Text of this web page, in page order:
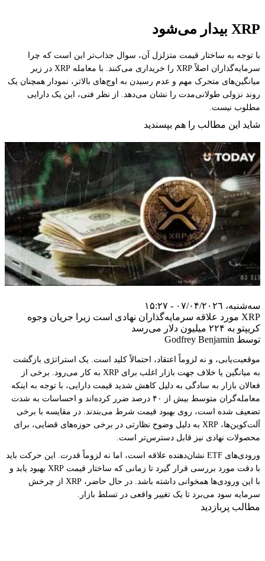
XRP بیدار می‌شود
با توجه به ساختار قیمت متزلزل آن، سوال جذاب‌تر این است که چرا
سرمایه‌گذاران اصلاً XRP را خریداری می‌کنند. با معامله XRP در زیر
میانگین‌های متحرک مهم و عدم رسیدن به اوج‌های بالاتر، نمودار همچنان یک
روند نزولی طولانی‌مدت را نشان می‌دهد. از نظر فنی، این یک دارایی
مطلوب نیست.
شاید این مطالب را هم بپسندید
سه‌شنبه، ۰۷/۰۴/۲۰۲٦ - ۱۵:۲۷
XRP مورد علاقه سرمایه‌گذاران نهادی است زیرا جریان وجوه
کریپتو به ۲۲۴ میلیون دلار می‌رسد
توسط Godfrey Benjamin
موقعیت‌یابی، و نه لزوماً اعتقاد، احتمالاً کلید است. یک استراتژی بازگشت
به میانگین یا خلاف جهت بازار اغلب برای XRP به کار می‌رود. برخی از
فعالان بازار به سادگی به دلیل کاهش شدید قیمت دارایی، با توجه به اینکه
معامله‌گران متوسط بیش از ۴۰ درصد ضرر کرده‌اند و احساسات به شدت
تضعیف شده است، روی بهبود قیمت شرط می‌بندند. در مقایسه با برخی
آلت‌کوین‌ها، XRP به دلیل وضوح نظارتی در برخی حوزه‌های قضایی، برای
محصولات نهادی نیز قابل دسترس‌تر است.
ورودی‌های ETF نشان‌دهنده علاقه است، اما نه لزوماً قدرت. این حرکت باید
با دقت مورد بررسی قرار گیرد تا زمانی که ساختار قیمت XRP بهبود یابد و
با این ورودی‌ها همخوانی داشته باشد. در حال حاضر، XRP از چرخش
سرمایه سود می‌برد تا یک تغییر واقعی در تسلط بازار.
مطالب پربازدید